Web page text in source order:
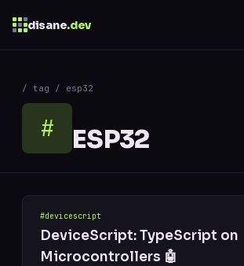
disane.dev
/ tag / esp32
# ESP32
#devicescript
DeviceScript: TypeScript on
Microcontrollers 🤖